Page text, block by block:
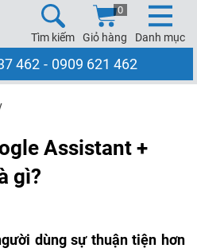
Tìm kiếm Giỏ hàng
0
Danh mục
462 - 0909 621 462
Assistant +
gì?
dùng sự thuận tiện hơn